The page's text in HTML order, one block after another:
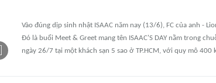
Vào đúng dịp sinh nhật ISAAC năm nay (13/6), FC của anh -
Đó là buổi Meet & Greet mang tên ISAAC'S DAY nằm trong
ngày 26/7 tại một khách sạn 5 sao ở TP.HCM, với quy mô 400